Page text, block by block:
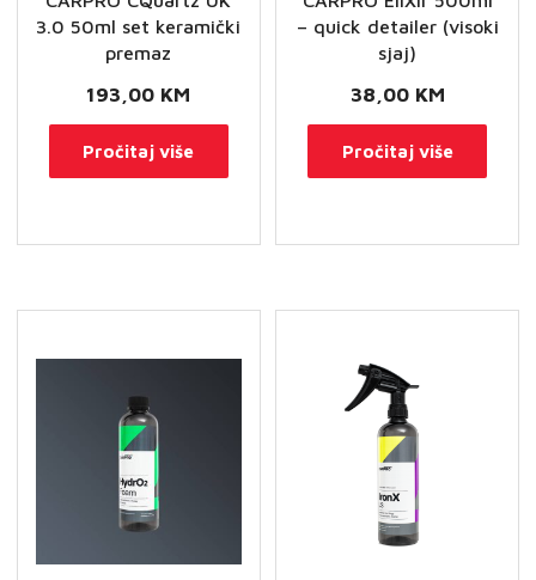
3.0 50ml set keramički
premaz
193,00 KM
Pročitaj više
– quick detailer (visoki
sjaj)
38,00 KM
Pročitaj više